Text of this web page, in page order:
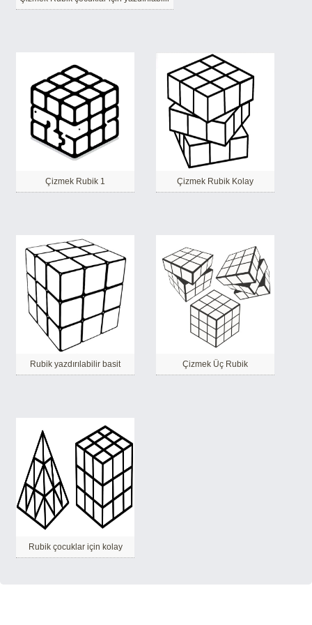
Çizmek Rubik 1 Çizmek Rubik Kolay
Rubik yazdırılabilir basit Çizmek Üç Rubik
Rubik çocuklar için kolay